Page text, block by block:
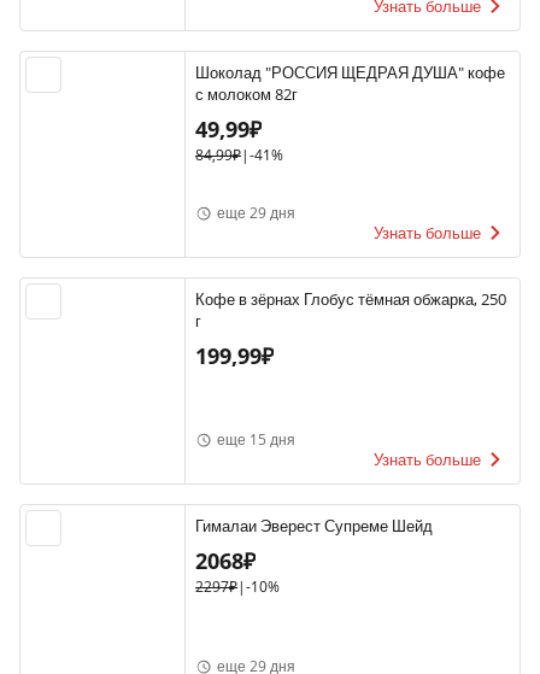
Узнать больше
Шоколад "РОССИЯ ЩЕДРАЯ ДУША" кофе
с молоком 82г
49,99₽
84,99₽|-41%
еще 29 дня
Узнать больше
Кофе в зёрнах Глобус тёмная обжарка, 250
г
199,99₽
еще 15 дня
Узнать больше
Гималаи Эверест Супреме Шейд
2068₽
2297₽|-10%
еще 29 дня